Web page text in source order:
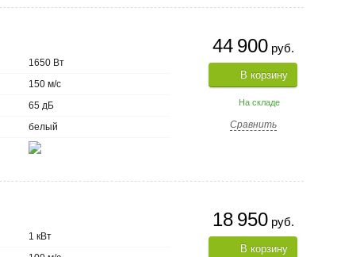
44 900руб.
В корзину
На складе
Сравнить
1650 Вт
150 м/с
65 дБ
белый
18 950руб.
В корзину
1 кВт